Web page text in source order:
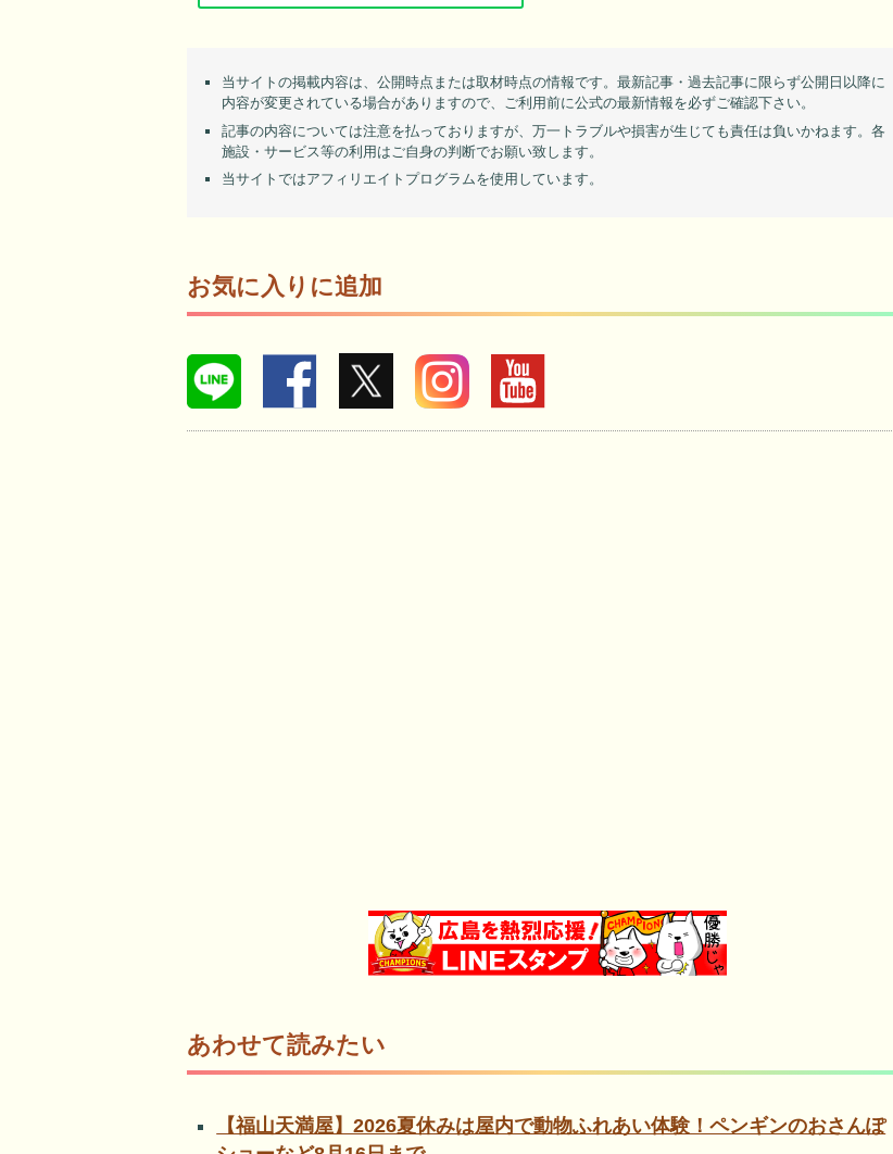
当サイトの掲載内容は、公開時点または取材時点の情報です。最新記事・過去記事に限らず公開日以降に
内容が変更されている場合がありますので、ご利用前に公式の最新情報を必ずご確認下さい。
記事の内容については注意を払っておりますが、万一トラブルや損害が生じても責任は負いかねます。各
施設・サービス等の利用はご自身の判断でお願い致します。
当サイトではアフィリエイトプログラムを使用しています。
お気に入りに追加
あわせて読みたい
【福山天満屋】2026夏休みは屋内で動物ふれあい体験！ペンギンのおさんぽ